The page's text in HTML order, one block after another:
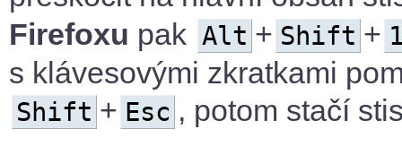
Firefoxu pak Alt + Shift +
s klávesovými zkratkami
Shift + Esc , potom stačí